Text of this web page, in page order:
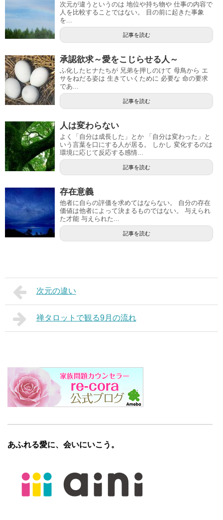
次元が違うというのは 地位や持ち物や 仕事の内容で
人を比較することではない。 目の前に起きた事象
を...
記事を読む
承認欲求～愛をこじらせる人～
ふ化したヒナたちが 兄弟を押しのけて 母鳥から エ
サをねだる姿は 生きていくために 必要な 命の要求
であ...
記事を読む
人は変わらない
よく「自分は成長した」とか 「自分は変わった」と
いう言葉を口にする人が居る。 しかし 変化するのは
環境に応じて反応する感情...
記事を読む
存在意義
他者に自らの評価を求めてはならない。 自分の存在
価値は他者によって決まるものではない。 与えられ
た才能 与えられた...
記事を読む
次元の違い
禅タロットで観る9月の流れ
あふれる愛に、会いにいこう。